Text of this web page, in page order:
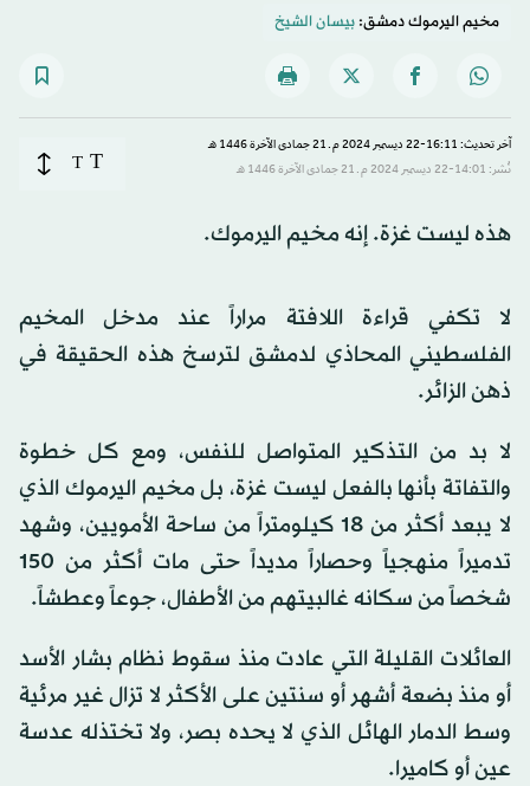
minutes,
14
مخيم اليرموك دمشق:بيسان الشيخ
آخر تحديث: 16:11-22 ديسمبر 2024 م ـ 21 جمادى الآخرة 1446 هـ
نُشر: 14:01-22 ديسمبر 2024 م ـ 21 جمادى الآخرة 1446 هـ
T
T
هذه ليست غزة. إنه مخيم اليرموك.
لا تكفي قراءة اللافتة مراراً عند مدخل المخيم
الفلسطيني المحاذي لدمشق لترسخ هذه الحقيقة في
ذهن الزائر.
لا بد من التذكير المتواصل للنفس، ومع كل خطوة
والتفاتة بأنها بالفعل ليست غزة، بل مخيم اليرموك الذي
لا يبعد أكثر من 18 كيلومتراً من ساحة الأمويين، وشهد
تدميراً منهجياً وحصاراً مديداً حتى مات أكثر من 150
شخصاً من سكانه غالبيتهم من الأطفال، جوعاً وعطشاً.
العائلات القليلة التي عادت منذ سقوط نظام بشار الأسد
أو منذ بضعة أشهر أو سنتين على الأكثر لا تزال غير مرئية
وسط الدمار الهائل الذي لا يحده بصر، ولا تختذله عدسة
عين أو كاميرا.